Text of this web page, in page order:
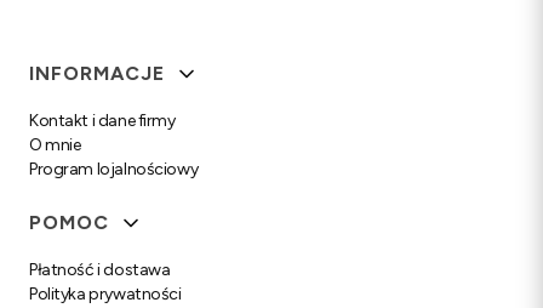
Linki w stopce
INFORMACJE
Kontakt i dane firmy
O mnie
Program lojalnościowy
POMOC
Płatność i dostawa
Polityka prywatności